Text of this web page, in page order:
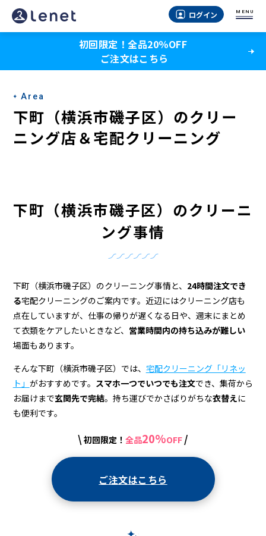
下
町
浜
市
磯
子
ク
ン
グ
店
＆
宅
配
ログイン MENU
初回限定！全品20％OFF
ご注文はこちら
Area
下町（横浜市磯子区）のクリー
ニング店＆宅配クリーニング
下町（横浜市磯子区）のクリーニ
ング事情
下町（横浜市磯子区）のクリーニング事情と、 24時間注文でき
る宅配クリーニングのご案内です。近辺にはクリーニング店も
点在していますが、仕事の帰りが遅くなる日や、週末にまとめ
て衣類をケアしたいときなど、 営業時間内の持ち込みが難しい
場面もあります。
そんな下町（横浜市磯子区）では、 宅配クリーニング「リネッ
ト」 がおすすめです。 スマホ一つでいつでも注文でき、集荷から
お届けまで玄関先で完結。持ち運びでかさばりがちな衣替えに
も便利です。
\ 初回限定！ 全品20%OFF /
ご注文はこちら